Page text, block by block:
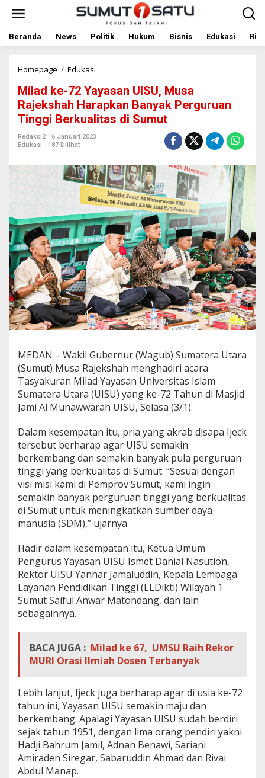
t
Beranda News Politik Hukum Bisnis Edukasi
Homepage / Edukasi
l
a
d
k
2
Y
a
y
a
s
a
n
U
I
S
U
,
M
u
s
a
j
e
k
s
h
h
H
a
r
a
p
k
a
n
B
n
y
a
k
P
e
r
u
a
T
i
n
g
g
i
B
e
Milad ke-72 Yayasan UISU, Musa
Rajekshah Harapkan Banyak Perguruan
Tinggi Berkualitas di Sumut
Redaksi2
6 Januari 2023
Edukasi
187 Dilihat
MEDAN – Wakil Gubernur (Wagub) Sumatera Utara
(Sumut) Musa Rajekshah menghadiri acara
Tasyakuran Milad Yayasan Universitas Islam
Sumatera Utara (UISU) yang ke-72 Tahun di Masjid
Jami Al Munawwarah UISU, Selasa (3/1).
Dalam kesempatan itu, pria yang akrab disapa Ijeck
tersebut berharap agar UISU semakin
berkembang dan semakin banyak pula perguruan
tinggi yang berkualitas di Sumut. “Sesuai dengan
visi misi kami di Pemprov Sumut, kami ingin
semakin banyak perguruan tinggi yang berkualitas
di Sumut untuk meningkatkan sumber daya
manusia (SDM),” ujarnya.
Hadir dalam kesempatan itu, Ketua Umum
Pengurus Yayasan UISU Ismet Danial Nasution,
Rektor UISU Yanhar Jamaluddin, Kepala Lembaga
Layanan Pendidikan Tinggi (LLDikti) Wilayah 1
Sumut Saiful Anwar Matondang, dan lain
sebagainnya.
BACA JUGA : Milad ke 67, UMSU Raih Rekor
MURI Orasi Ilmiah Dosen Terbanyak
Lebih lanjut, Ijeck juga berharap agar di usia ke-72
tahun ini, Yayasan UISU semakin maju dan
berkembang. Apalagi Yayasan UISU sudah berdiri
sejak tahun 1951, dengan lima orang pendiri yakni
Hadji Bahrum Jamil, Adnan Benawi, Sariani
Amiraden Siregar, Sabaruddin Ahmad dan Rivai
Abdul Manap.